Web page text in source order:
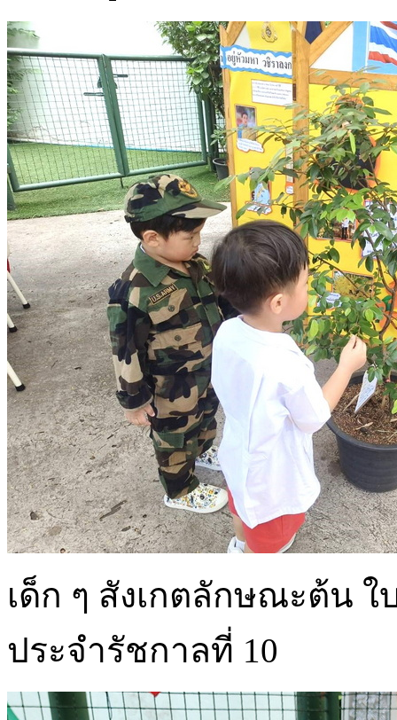
เด็ก ๆ สังเกตลักษณะต้น
ประจำรัชกาลที่ 10